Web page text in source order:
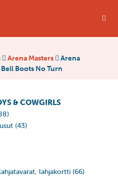
Arena Masters
Arena
Boots No Turn
& COWGIRLS
(43)
lahjakortti (66)